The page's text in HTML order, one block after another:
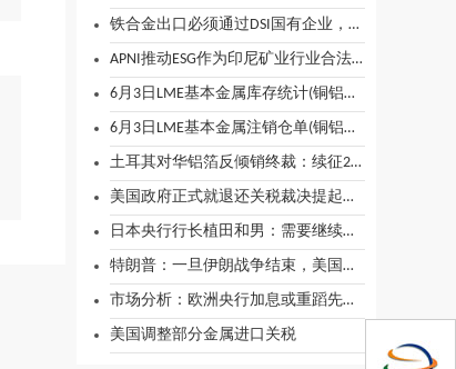
铁合金出口必须通过DSI国有企业，安塔姆这样回应
APNI推动ESG作为印尼矿业行业合法性的支柱
6月3日LME基本金属库存统计(铜铝铅锌锡镍)
6月3日LME基本金属注销仓单(铜铝铅锌锡镍)
土耳其对华铝箔反倾销终裁：续征22%关税
美国政府正式就退还关税裁决提起上诉
日本央行行长植田和男：需要继续加息以抑制通胀
特朗普：一旦伊朗战争结束，美国汽油价格就会下降
市场分析：欧洲央行加息或重蹈先前失误覆辙
美国调整部分金属进口关税